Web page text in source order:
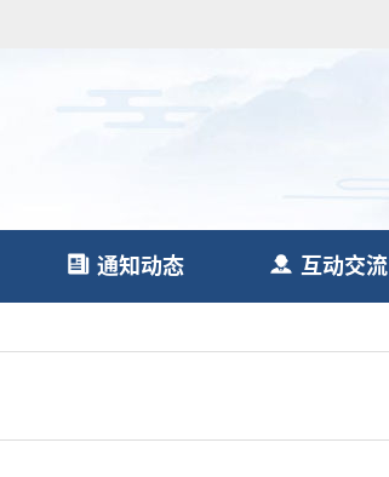
通知动态 互动交流